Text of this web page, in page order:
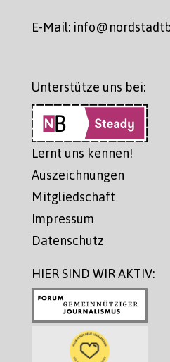
E-Mail:
Unterstütze uns bei:
Lernt uns kennen!
Auszeichnungen
Mitgliedschaft
Impressum
Datenschutz
HIER SIND WIR AKTIV: